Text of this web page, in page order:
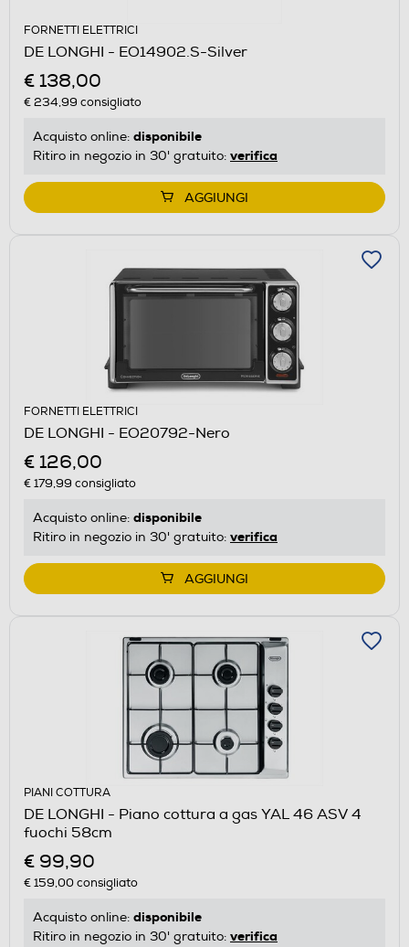
FORNETTI ELETTRICI
DE LONGHI - EO14902.S-Silver
€ 138,00
€ 234,99 consigliato
Acquisto online: disponibile
Ritiro in negozio in 30' gratuito: verifica
AGGIUNGI
FORNETTI ELETTRICI
DE LONGHI - EO20792-Nero
€ 126,00
€ 179,99 consigliato
Acquisto online: disponibile
Ritiro in negozio in 30' gratuito: verifica
AGGIUNGI
PIANI COTTURA
DE LONGHI - Piano cottura a gas YAL 46 ASV 4
fuochi 58cm
€ 99,90
€ 159,00consigliato
Acquisto online: disponibile
Ritiro in negozio in 30' gratuito: verifica